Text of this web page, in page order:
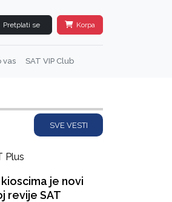
Pretplati se Korpa
vas SAT VIP Club
SVE VESTI
Plus
kioscima je novi
revije SAT